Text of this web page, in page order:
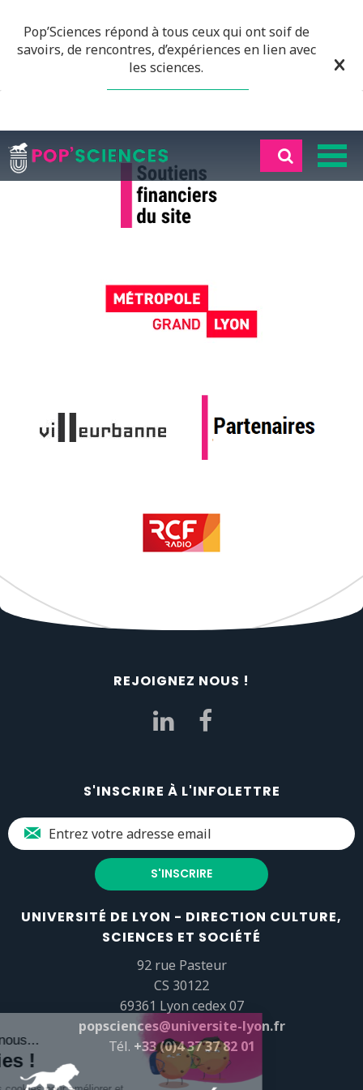
Pop’Sciences répond à tous ceux qui ont soif de
savoirs, de rencontres, d’expériences en lien avec
les sciences.
REJOIGNEZ NOUS !
S'INSCRIRE À L'INFOLETTRE
UNIVERSITÉ DE LYON - DIRECTION CULTURE,
SCIENCES ET SOCIÉTÉ
92 rue Pasteur
CS 30122
69361 Lyon cedex 07
popsciences@universite-lyon.fr
Tél. +33 (0)4 37 37 82 01